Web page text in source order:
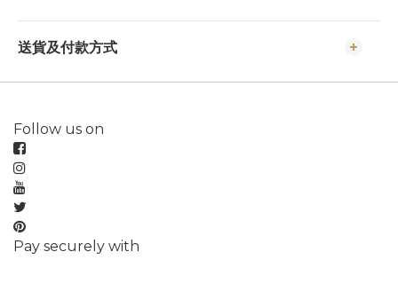
送貨及付款方式
Follow us on
Pay securely with